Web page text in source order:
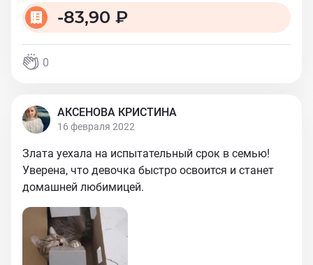
-83,90 ₽
0
АКСЕНОВА КРИСТИНА
16 февраля 2022
Злата уехала на испытательный срок в семью!
Уверена, что девочка быстро освоится и станет
домашней любимицей.